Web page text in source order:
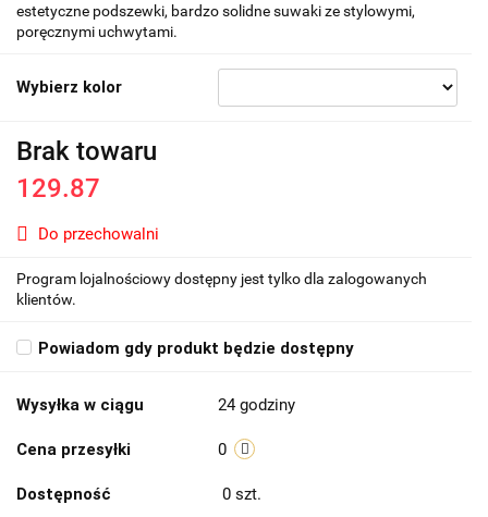
estetyczne podszewki, bardzo solidne suwaki ze stylowymi,
poręcznymi uchwytami.
Wybierz kolor
Brak towaru
129.87
Do przechowalni
Program lojalnościowy dostępny jest tylko dla zalogowanych
klientów.
Powiadom gdy produkt będzie dostępny
Wysyłka w ciągu 24 godziny
Cena przesyłki 0
Dostępność 0 szt.